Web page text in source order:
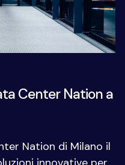
Center Nation a
Nation di Milano il